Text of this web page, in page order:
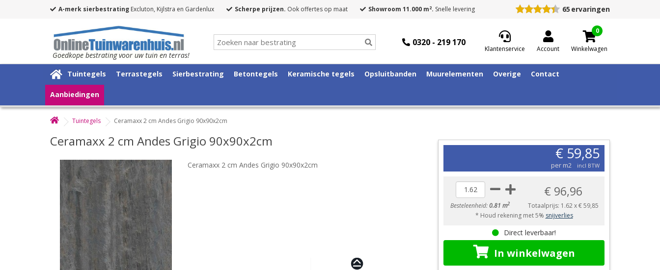
A-merk sierbestrating Excluton, Kijlstra en Gardenlux Scherpe prijzen. Ook offertes op maat Showroom 11.000 m2. Snelle levering 65 ervaringen
Goedkope bestrating voor uw tuin en terras!
0320 - 219 170
Klantenservice Account
0
Winkelwagen
Tuintegels Terrastegels Sierbestrating Betontegels Keramische tegels Opsluitbanden Muurelementen Overige Contact
Aanbiedingen
Tuintegels Ceramaxx 2 cm Andes Grigio 90x90x2cm
Ceramaxx 2 cm Andes Grigio 90x90x2cm
Ceramaxx 2 cm Andes Grigio 90x90x2cm
€ 59,85
per m2 incl BTW
Besteleenheid:0.81 m2
€ 96,96
Totaalprijs: 1.62x€ 59,85
* Houd rekening met 5% snijverlies
Direct leverbaar!
In winkelwagen